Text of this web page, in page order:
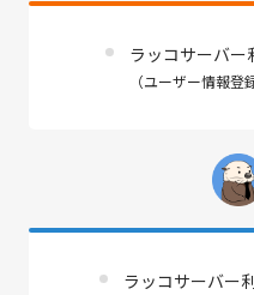
ラッコサーバー
（ユーザー情報登
ラッコサーバー